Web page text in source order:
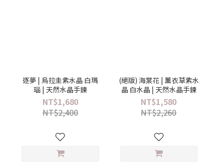
逐夢 | 烏拉圭紫水晶 白瑪
瑙 | 天然水晶手鍊
NT$1,680
NT$2,400
(絕版) 海棠花 | 薰衣草紫水
晶 白水晶 | 天然水晶手鍊
NT$1,580
NT$2,260